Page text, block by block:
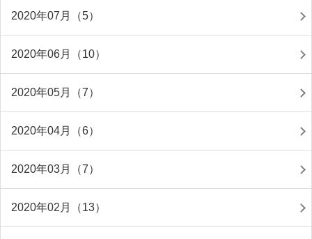
2020年07月（5）
2020年06月（10）
2020年05月（7）
2020年04月（6）
2020年03月（7）
2020年02月（13）